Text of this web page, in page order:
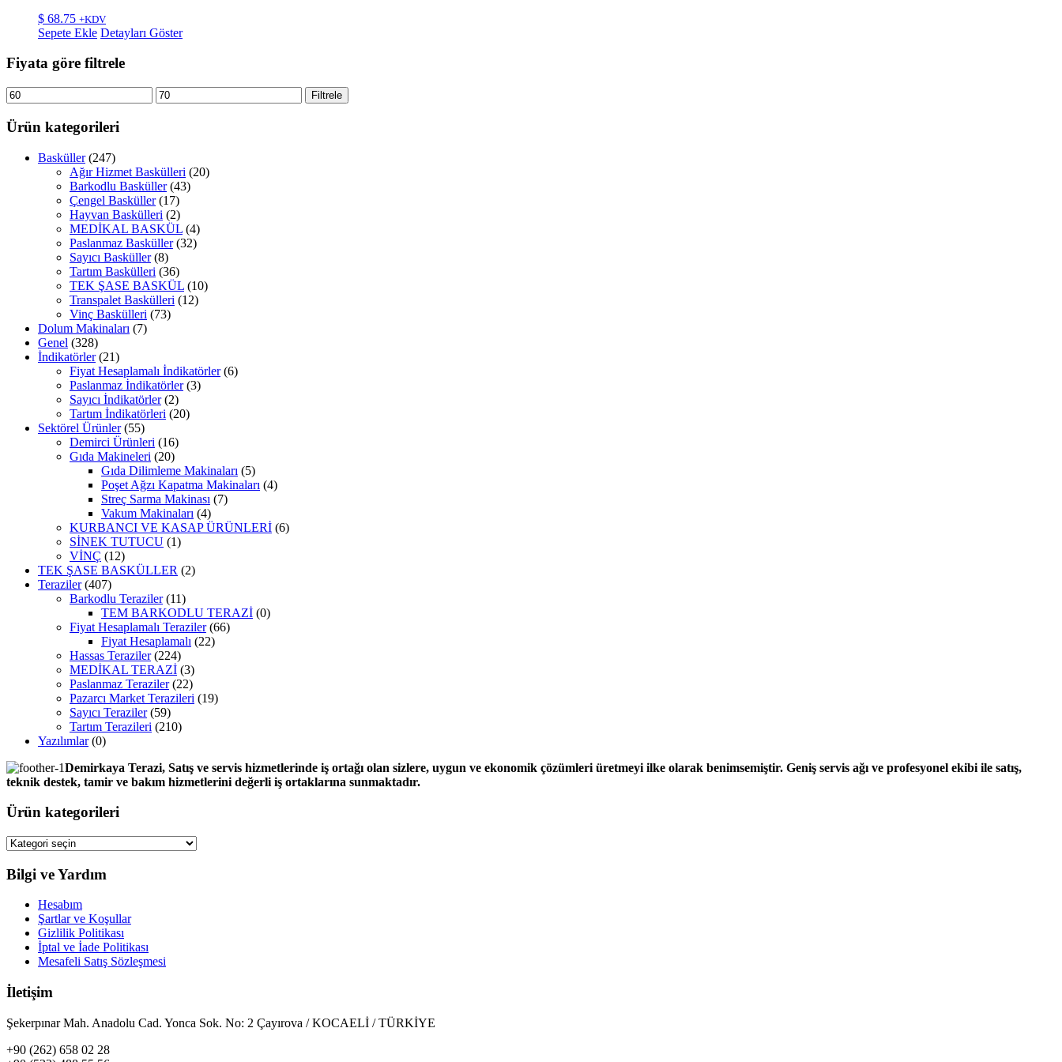
$ 68.75 +KDV
Sepete Ekle Detayları Göster
Fiyata göre filtrele
En
düşük
fiyat
En
yüksek
Filtrele
Ürün kategorileri
Basküller (247)
Ağır Hizmet Baskülleri (20)
Barkodlu Basküller (43)
Çengel Basküller (17)
Hayvan Baskülleri (2)
MEDİKAL BASKÜL (4)
Paslanmaz Basküller (32)
Sayıcı Basküller (8)
Tartım Baskülleri (36)
TEK ŞASE BASKÜL (10)
Transpalet Baskülleri (12)
Vinç Baskülleri (73)
Dolum Makinaları (7)
Genel (328)
İndikatörler (21)
Fiyat Hesaplamalı İndikatörler (6)
Paslanmaz İndikatörler (3)
Sayıcı İndikatörler (2)
Tartım İndikatörleri (20)
Sektörel Ürünler (55)
Demirci Ürünleri (16)
Gıda Makineleri (20)
Gıda Dilimleme Makinaları (5)
Poşet Ağzı Kapatma Makinaları (4)
Streç Sarma Makinası (7)
Vakum Makinaları (4)
KURBANCI VE KASAP ÜRÜNLERİ (6)
SİNEK TUTUCU (1)
VİNÇ (12)
TEK ŞASE BASKÜLLER (2)
Teraziler (407)
Barkodlu Teraziler (11)
TEM BARKODLU TERAZİ (0)
Fiyat Hesaplamalı Teraziler (66)
Fiyat Hesaplamalı (22)
Hassas Teraziler (224)
MEDİKAL TERAZİ (3)
Paslanmaz Teraziler (22)
Pazarcı Market Terazileri (19)
Sayıcı Teraziler (59)
Tartım Terazileri (210)
Yazılımlar (0)
Demirkaya Terazi, Satış ve servis hizmetlerinde iş ortağı olan sizlere, uygun ve ekonomik çözümleri üretmeyi ilke olarak benimsemiştir. Geniş servis ağı ve profesyonel ekibi ile satış,
teknik destek, tamir ve bakım hizmetlerini değerli iş ortaklarına sunmaktadır.
Ürün kategorileri
Bilgi ve Yardım
Hesabım
Şartlar ve Koşullar
Gizlilik Politikası
İptal ve İade Politikası
Mesafeli Satış Sözleşmesi
İletişim
Şekerpınar Mah. Anadolu Cad. Yonca Sok. No: 2 Çayırova / KOCAELİ / TÜRKİYE
+90 (262) 658 02 28